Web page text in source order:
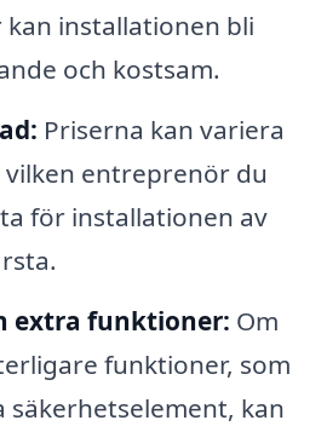
installationen bli
och kostsam.
Priserna kan variera
entreprenör du
för installationen av
extra funktioner: Om
funktioner, som
säkerhetselement, kan